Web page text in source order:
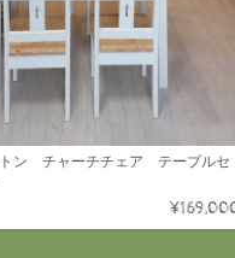
ン チャーチチェア テーブルセ